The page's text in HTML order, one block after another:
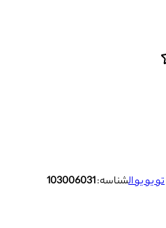
تو یو یو الشناسه:103006031